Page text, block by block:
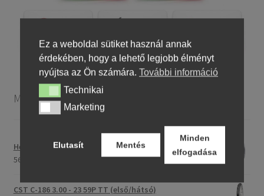
Motorkerékpár gumiabroncsok
Heidenau 5.00 - 16 76P P29 TT
56275,76 Ft
CST C-186 3.00 - 23 59P TT (első/hátsó)
Ez a weboldal sütiket használ annak
érdekében, hogy a lehető legjobb élményt
nyújtsa az Ön számára. További információ
TechnikaiTechnikai
MarketingMarketing
Elutasít Mentés
Minden
elfogadása